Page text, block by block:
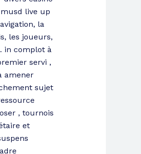
live up
la
les joueurs,
in complot à
servi ,
amener
sujet
, tournois
et